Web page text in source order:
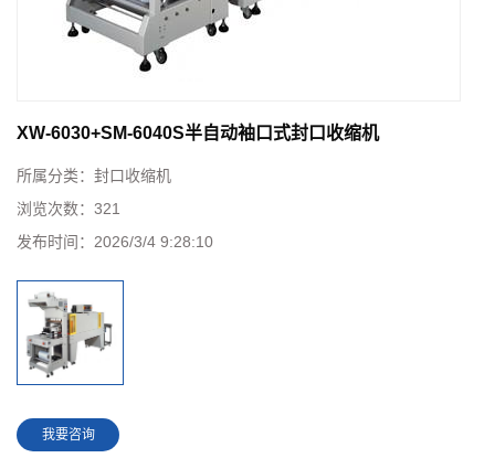
XW-6030+SM-6040S半自动袖口式封口收缩机
所属分类： 封口收缩机
浏览次数： 321
发布时间： 2026/3/4 9:28:10
我要咨询